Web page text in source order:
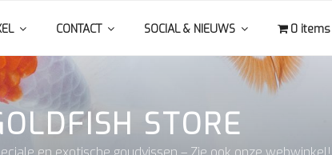
STORE
CONTACT SOCIAL & NIEUWS 0 items